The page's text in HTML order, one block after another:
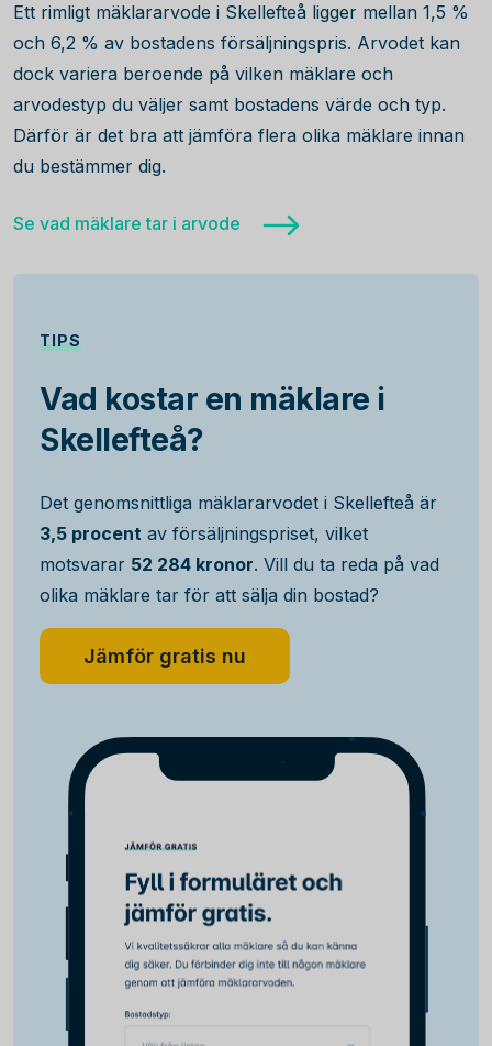
Ett rimligt mäklararvode i Skellefteå ligger mellan 1,5 %
och 6,2 % av bostadens försäljningspris. Arvodet kan
dock variera beroende på vilken mäklare och
arvodestyp du väljer samt bostadens värde och typ.
Därför är det bra att jämföra flera olika mäklare innan
du bestämmer dig.
Se vad mäklare tar i arvode
TIPS
Vad kostar en mäklare i
Skellefteå?
Det genomsnittliga mäklararvodet i Skellefteå är
3,5 procent av försäljningspriset, vilket
motsvarar 52 284 kronor. Vill du ta reda på vad
olika mäklare tar för att sälja din bostad?
Jämför gratis nu